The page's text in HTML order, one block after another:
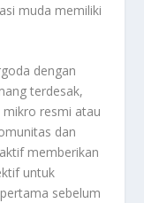
muda memiliki
dengan
terdesak,
mikro resmi atau
dan
memberikan
untuk
sebelum